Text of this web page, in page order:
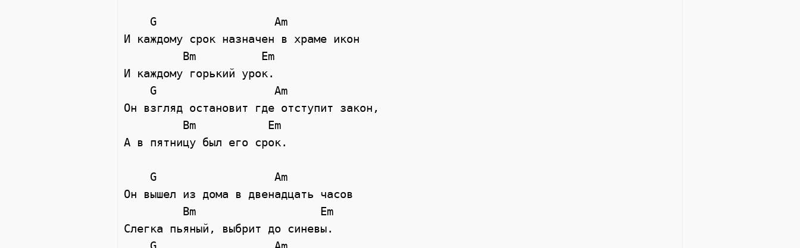
И каждому срок назначен в храме икон
И каждому горький урок.
Он взгляд остановит где отступит закон,
А в пятницу был его срок.
Он вышел из дома в двенадцать часов
Слегка пьяный, выбрит до синевы.